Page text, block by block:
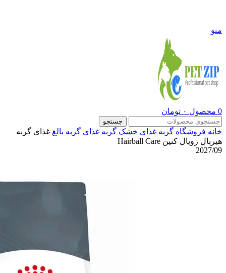
منو
0 محصول ۰ تومان
جستجو
خانه فروشگاه گربه غذای خشک گربه غذای گربه بالغ غذای گربه
هیربال رویال کنین Hairball Care
2027/09